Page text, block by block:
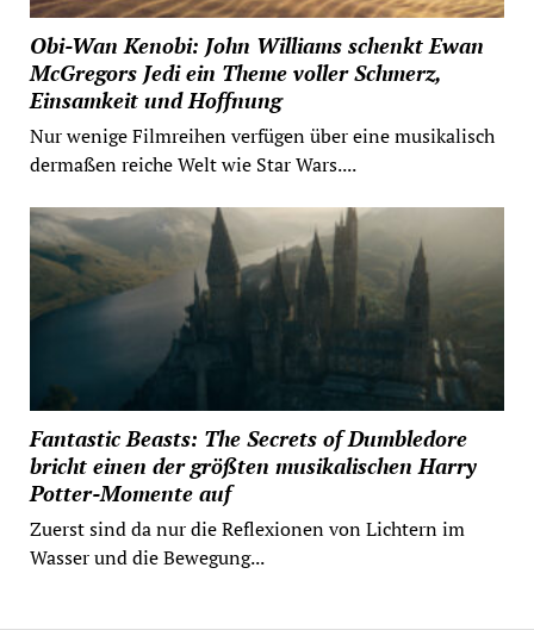
Obi-Wan Kenobi: John Williams schenkt Ewan
McGregors Jedi ein Theme voller Schmerz,
Einsamkeit und Hoffnung
Nur wenige Filmreihen verfügen über eine musikalisch
dermaßen reiche Welt wie Star Wars....
Fantastic Beasts: The Secrets of Dumbledore
bricht einen der größten musikalischen Harry
Potter-Momente auf
Zuerst sind da nur die Reflexionen von Lichtern im
Wasser und die Bewegung...